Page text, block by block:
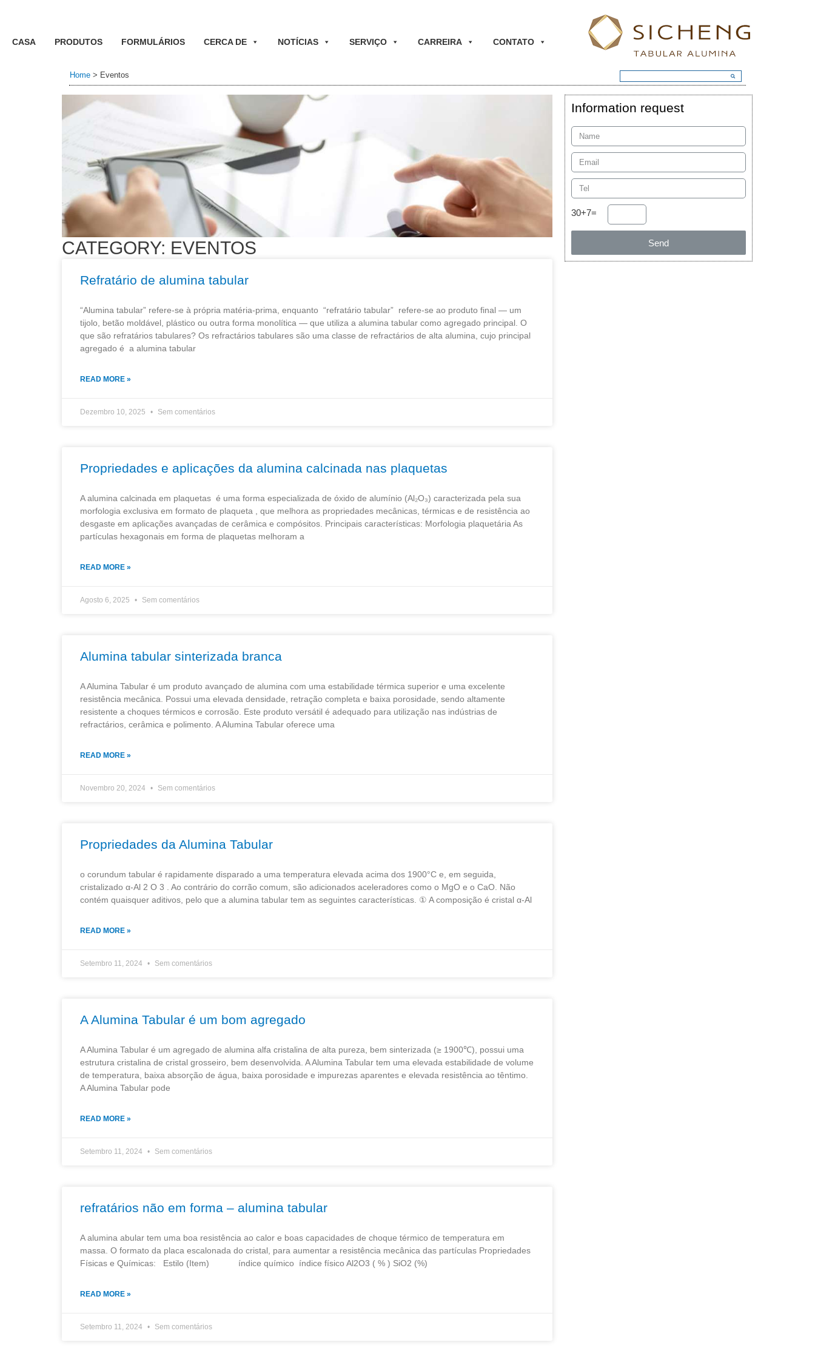
CASA PRODUTOS FORMULÁRIOS CERCA DE NOTÍCIAS SERVIÇO CARREIRA CONTATO
Home > Eventos
CATEGORY: EVENTOS
Refratário de alumina tabular
“Alumina tabular” refere-se à própria matéria-prima, enquanto “refratário tabular” refere-se ao produto final — um
tijolo, betão moldável, plástico ou outra forma monolítica — que utiliza a alumina tabular como agregado principal. O
que são refratários tabulares? Os refractários tabulares são uma classe de refractários de alta alumina, cujo principal
agregado é a alumina tabular
READ MORE »
Dezembro 10, 2025 Sem comentários
Propriedades e aplicações da alumina calcinada nas plaquetas
A alumina calcinada em plaquetas é uma forma especializada de óxido de alumínio (Al₂O₃) caracterizada pela sua
morfologia exclusiva em formato de plaqueta , que melhora as propriedades mecânicas, térmicas e de resistência ao
desgaste em aplicações avançadas de cerâmica e compósitos. Principais características: Morfologia plaquetária As
partículas hexagonais em forma de plaquetas melhoram a
READ MORE »
Agosto 6, 2025 Sem comentários
Alumina tabular sinterizada branca
A Alumina Tabular é um produto avançado de alumina com uma estabilidade térmica superior e uma excelente
resistência mecânica. Possui uma elevada densidade, retração completa e baixa porosidade, sendo altamente
resistente a choques térmicos e corrosão. Este produto versátil é adequado para utilização nas indústrias de
refractários, cerâmica e polimento. A Alumina Tabular oferece uma
READ MORE »
Novembro 20, 2024 Sem comentários
Propriedades da Alumina Tabular
o corundum tabular é rapidamente disparado a uma temperatura elevada acima dos 1900°C e, em seguida,
cristalizado α-Al 2 O 3 . Ao contrário do corrão comum, são adicionados aceleradores como o MgO e o CaO. Não
contém quaisquer aditivos, pelo que a alumina tabular tem as seguintes características. ① A composição é cristal α-Al
READ MORE »
Setembro 11, 2024 Sem comentários
A Alumina Tabular é um bom agregado
A Alumina Tabular é um agregado de alumina alfa cristalina de alta pureza, bem sinterizada (≥ 1900℃), possui uma
estrutura cristalina de cristal grosseiro, bem desenvolvida. A Alumina Tabular tem uma elevada estabilidade de volume
de temperatura, baixa absorção de água, baixa porosidade e impurezas aparentes e elevada resistência ao têntimo.
A Alumina Tabular pode
READ MORE »
Setembro 11, 2024 Sem comentários
refratários não em forma – alumina tabular
A alumina abular tem uma boa resistência ao calor e boas capacidades de choque térmico de temperatura em
massa. O formato da placa escalonada do cristal, para aumentar a resistência mecânica das partículas Propriedades
Físicas e Químicas: Estilo (Item) índice químico índice físico Al2O3 ( % ) SiO2 (%)
READ MORE »
Setembro 11, 2024 Sem comentários
Information request
30+7=
Send